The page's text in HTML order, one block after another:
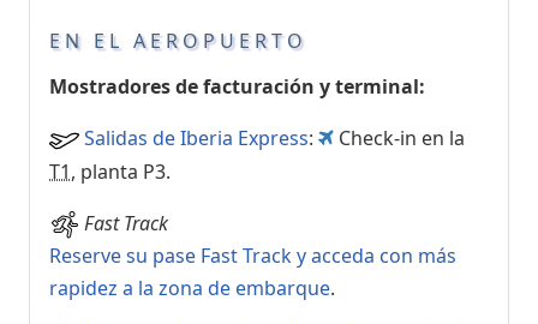
EN EL AEROPUERTO
Mostradores de facturación y terminal:
Salidas de Iberia Express:
Check-in en la
T1, planta P3.
Fast Track
Reserve su pase Fast Track y acceda con más
rapidez a la zona de embarque.